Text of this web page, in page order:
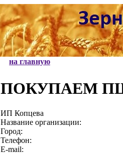
на главную
ПОКУПАЕМ
ИП Копцева
Название организации:
Город:
Телефон:
E-mail: